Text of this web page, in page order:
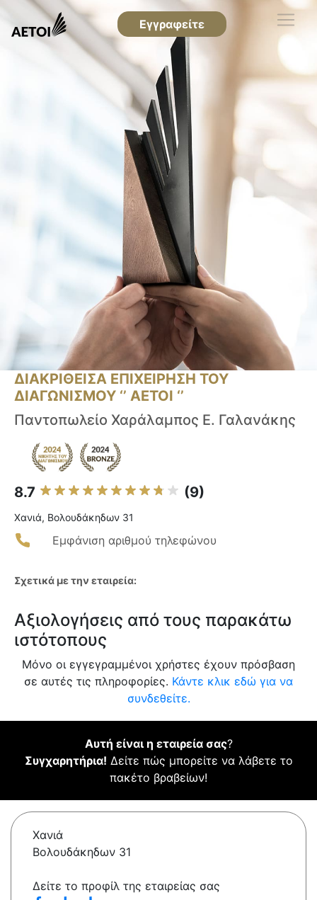
Εγγραφείτε
ΔΙΑΚΡΙΘΕΙΣΑ ΕΠΙΧΕΙΡΗΣΗ ΤΟΥ
ΔΙΑΓΩΝΙΣΜΟΥ ‘’ ΑΕΤΟΙ ‘’
Παντοπωλείο Χαράλαμπος Ε. Γαλανάκης
8.7 (9)
Χανιά, Βολουδάκηδων 31
Εμφάνιση αριθμού τηλεφώνου
Σχετικά με την εταιρεία:
Αξιολογήσεις από τους παρακάτω
ιστότοπους
Μόνο οι εγγεγραμμένοι χρήστες έχουν πρόσβαση
σε αυτές τις πληροφορίες. Κάντε κλικ εδώ για να
συνδεθείτε.
Αυτή είναι η εταιρεία σας?
Συγχαρητήρια! Δείτε πώς μπορείτε να λάβετε το
πακέτο βραβείων!
Χανιά
Βολουδάκηδων 31
Δείτε το προφίλ της εταιρείας σας